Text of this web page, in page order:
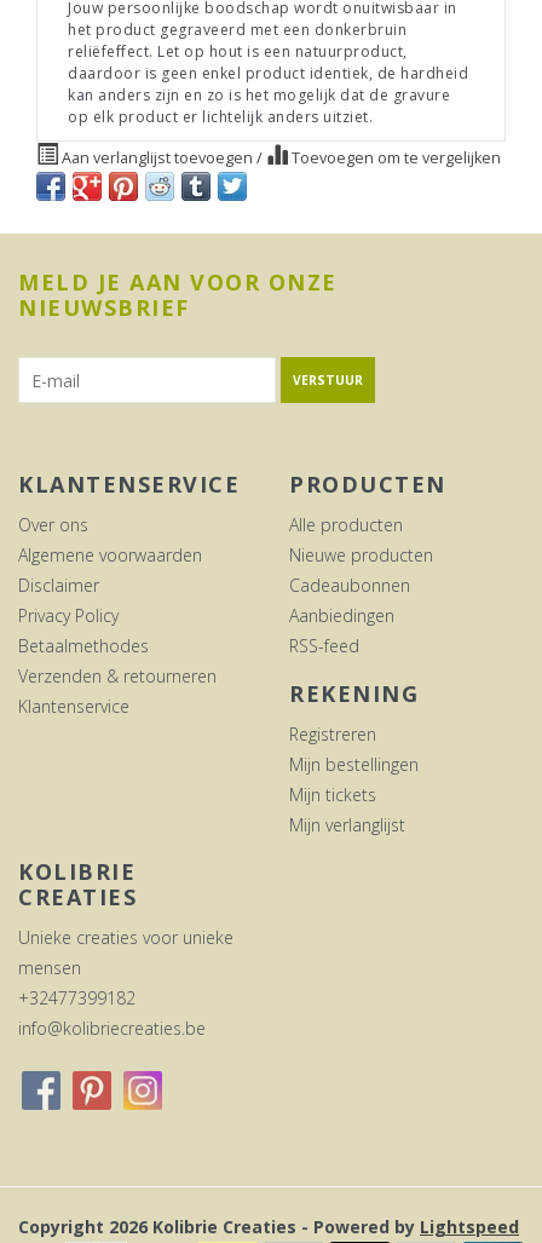
Jouw persoonlijke boodschap wordt onuitwisbaar in
het product gegraveerd met een donkerbruin
reliëfeffect. Let op hout is een natuurproduct,
daardoor is geen enkel product identiek, de hardheid
kan anders zijn en zo is het mogelijk dat de gravure
op elk product er lichtelijk anders uitziet.
Aan verlanglijst toevoegen / Toevoegen om te vergelijken
MELD JE AAN VOOR ONZE
NIEUWSBRIEF
VERSTUUR
KLANTENSERVICE
Over ons
Algemene voorwaarden
Disclaimer
Privacy Policy
Betaalmethodes
Verzenden & retourneren
Klantenservice
PRODUCTEN
Alle producten
Nieuwe producten
Cadeaubonnen
Aanbiedingen
RSS-feed
REKENING
Registreren
Mijn bestellingen
Mijn tickets
Mijn verlanglijst
KOLIBRIE
CREATIES
Unieke creaties voor unieke
mensen
+32477399182
info@kolibriecreaties.be
Copyright 2026 Kolibrie Creaties - Powered by Lightspeed